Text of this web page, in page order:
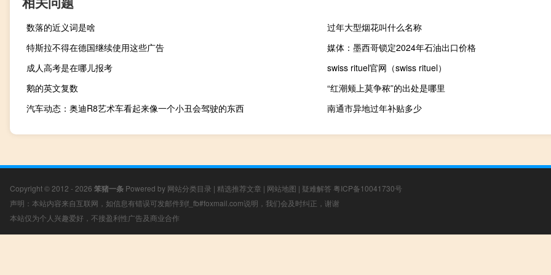
数落的近义词是啥
过年大型烟花叫什么名称
特斯拉不得在德国继续使用这些广告
媒体：墨西哥锁定2024年石油出口价格
成人高考是在哪儿报考
swiss rituel官网（swiss rituel）
鹅的英文复数
“红潮颊上莫争秾”的出处是哪里
汽车动态：奥迪R8艺术车看起来像一个小丑会驾驶的东西
南通市异地过年补贴多少
Copyright © 2012 - 2026 笨猪一条 Powered by 网站分类目录 | 精选推荐文章 | 网站地图 | 疑难解答 粤ICP备10041730号
声明：本站内容来自互联网，如信息有错误可发邮件到f_fb#foxmail.com说明，我们会及时纠正，谢谢
本站仅为个人兴趣爱好，不接盈利性广告及商业合作